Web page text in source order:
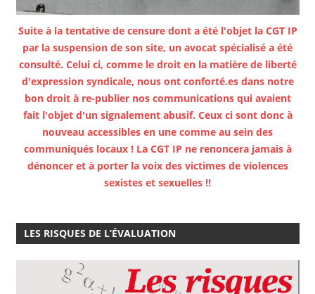
Suite à la tentative de censure dont a été l'objet la CGT IP
par la suspension de son site, un avocat spécialisé a été
consulté. Celui ci, comme le droit en la matière de liberté
d'expression syndicale, nous ont conforté.es dans notre
bon droit à re-publier nos communications qui avaient
fait l'objet d'un signalement abusif. Ceux ci sont donc à
nouveau accessibles en une comme au sein des
communiqués locaux ! La CGT IP ne renoncera jamais à
dénoncer et à porter la voix des victimes de violences
sexistes et sexuelles !!
LES RISQUES DE L’ÉVALUATION